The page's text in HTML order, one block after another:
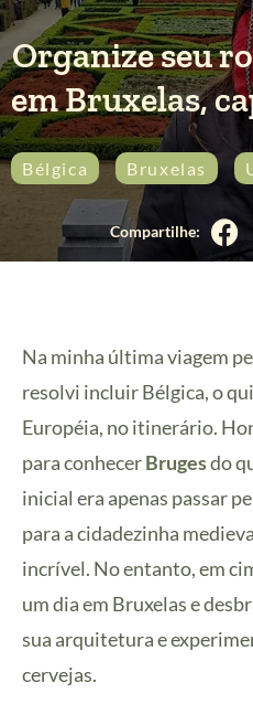
Organize seu
em Bruxelas,
Bélgica Bruxelas
Na minha última viagem
resolvi incluir Bélgica, o
Européia, no itinerário.
para conhecerBrugesdo
inicial era apenas passar
para a cidadezinha
incrível. No entanto, em
um dia em Bruxelas e
sua arquitetura e
cervejas.